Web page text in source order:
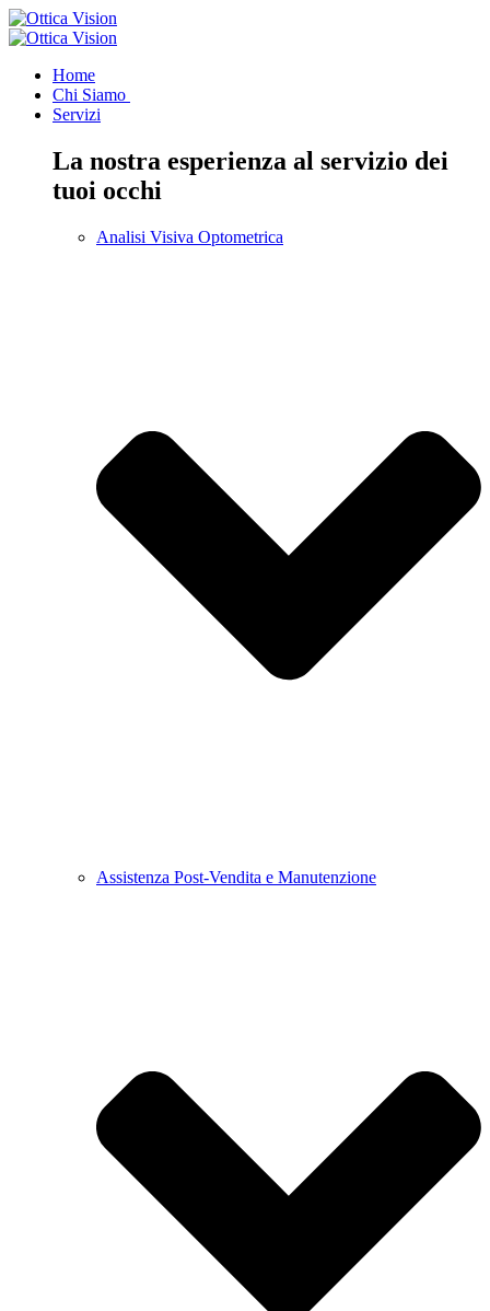
Home
Chi Siamo
Servizi
La nostra esperienza al servizio dei
tuoi occhi
Analisi Visiva Optometrica
Assistenza Post-Vendita e Manutenzione